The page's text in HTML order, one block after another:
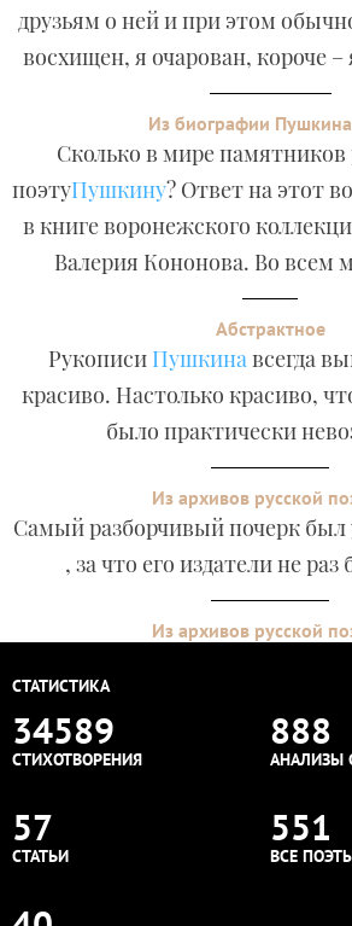
друзьям о ней и при этом
восхищен, я очарован, короче –
Из биографии
Сколько в мире
поэтуПушкину? Ответ на этот
в книге воронежского
Валерия Кононова. Во всем
Абстрактное
Рукописи Пушкинавсегда
красиво. Настолько красиво,
было практически
Из архивов русской
Самый разборчивый почерк был
, за что его издатели не раз
Из архивов русской
СТАТИСТИКА
34589
СТИХОТВОРЕНИЯ
888
АНАЛИЗЫ
57
СТАТЬИ
551
ВСЕ